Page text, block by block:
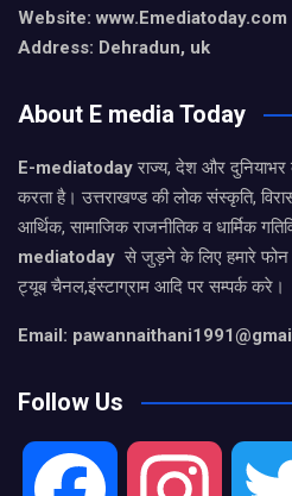
Website: www.Emediatoday.com
Address: Dehradun, uk
About E media Today
E-mediatodayराज्य, देश और दुनियाभर
करता है। उत्तराखण्ड की लोक संस्कृति,
आर्थिक, सामाजिक राजनीतिक व धार्मिक
mediatoday से जुड़ने के लिए हमारे
ट्यूब चैनल,इंस्टाग्राम आदि पर सम्पर्क करे।
Email:
Follow Us